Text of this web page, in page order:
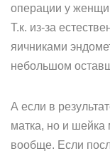
операции у
Т.к. из-за
яичниками
небольшом
А если в
матка, но и шейка
вообще. Если